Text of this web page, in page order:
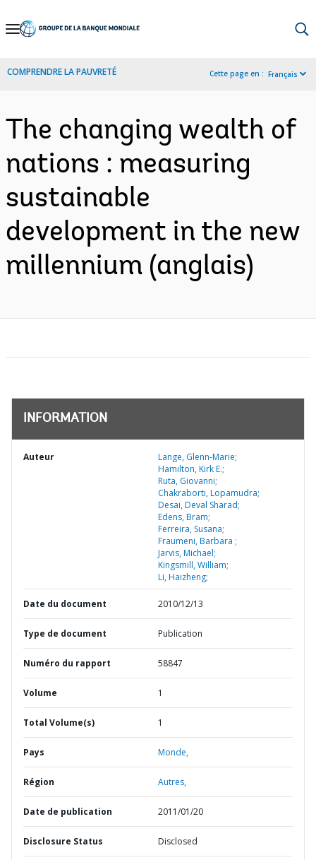
Skip
Navigation
COMPRENDRE LA PAUVRETÉ Cette page en : Français
The changing wealth of
nations : measuring
sustainable
development in the new
millennium (anglais)
INFORMATION
Auteur
Lange, Glenn-Marie;
Hamilton, Kirk E.;
Ruta, Giovanni;
Chakraborti, Lopamudra;
Desai, Deval Sharad;
Edens, Bram;
Ferreira, Susana;
Fraumeni, Barbara ;
Jarvis, Michael;
Kingsmill, William;
Li, Haizheng;
Date du document 2010/12/13
Type de document Publication
Numéro du rapport 58847
Volume 1
Total Volume(s) 1
Pays Monde,
Région Autres,
Date de publication 2011/01/20
Disclosure Status Disclosed